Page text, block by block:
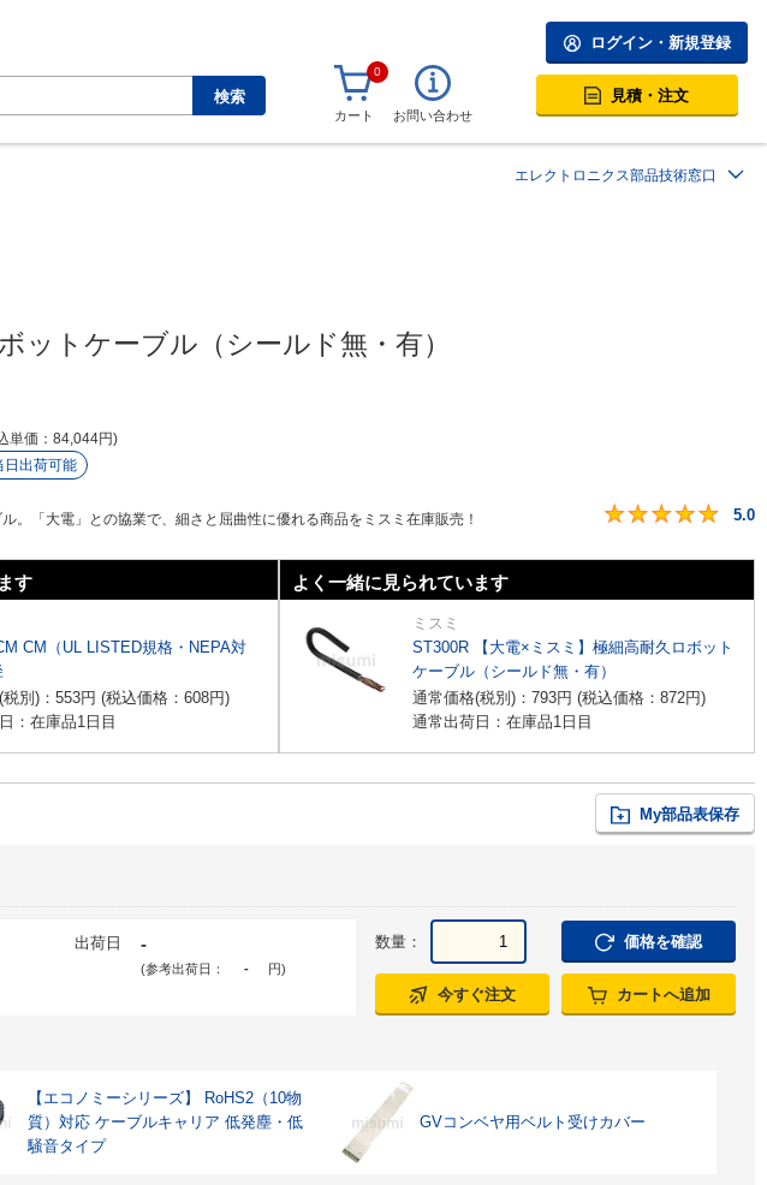
検索
ログイン・新規登録
0
カート お問い合わせ
見積・注文
エレクトロニクス部品技術窓口
ットケーブル（シールド無・有）
単価 84,044円
日出荷可能
。「大電」との協業で、細さと屈曲性に優れる商品をミスミ在庫販売！ 5.0
す
CM（UL LISTED規格・NEPA対
別)： 553円 (税込価格： 608円)
：在庫品1日目
よく一緒に見られています
ミスミ
ST300R 【大電×ミスミ】極細高耐久ロボット
ケーブル（シールド無・有）
通常価格(税別)： 793円 (税込価格： 872円)
通常出荷日：在庫品1日目
My部品表保存
出荷日 -
(参考出荷日： - 円)
数量： 価格を確認
今すぐ注文 カートへ追加
【エコノミーシリーズ】 RoHS2（10物
質）対応 ケーブルキャリア 低発塵・低
騒音タイプ
GVコンベヤ用ベルト受けカバー